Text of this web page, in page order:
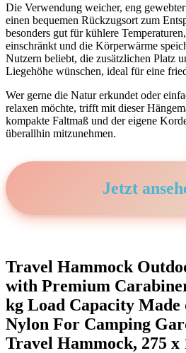
Die Verwendung weicher, eng
einen bequemen Rückzugsort zum
besonders gut für‍ kühlere
einschränkt und die Körperwärme
Nutzern beliebt, die zusätzlichen Platz
Liegehöhe wünschen, ideal für ⁢eine
Wer gerne die Natur erkundet oder
relaxen möchte, trifft mit dieser
kompakte Faltmaß und der eigene
überallhin mitzunehmen.
Jetzt
Travel Hammock
with Premium
kg Load Capacity Made
Nylon For Camping⁢
Travel Hammock, 275 x